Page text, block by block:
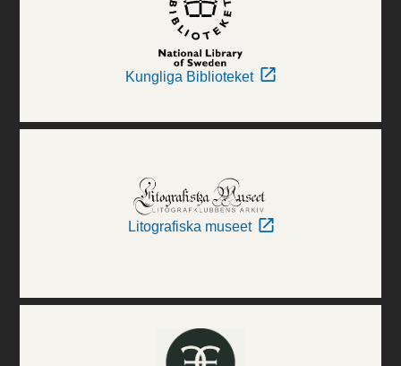
Kungliga Biblioteket
Litografiska museet